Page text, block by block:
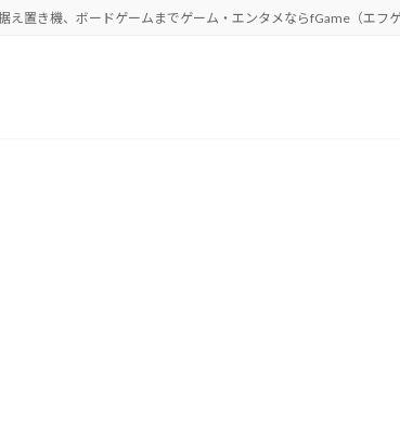
え置き機、ボードゲームまでゲーム・エンタメならfGame（エ